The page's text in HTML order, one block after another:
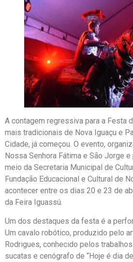
A contagem regressiva para a Festa
mais tradicionais de Nova Iguaçu e
Cidade, já começou. O evento,
Nossa Senhora Fátima e São Jorge
meio da Secretaria Municipal de
Fundação Educacional e Cultural de
acontecer entre os dias 20 e 23 de
da Feira Iguassú.
Um dos destaques da festa é a
Um cavalo robótico, produzido pelo
Rodrigues, conhecido pelos
sucatas e cenógrafo de “Hoje é dia de